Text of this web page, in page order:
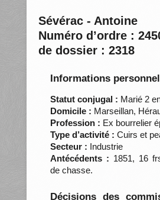
Sévérac - Antoine
Numéro d’ordre :
de dossier : 2318
Informations
Statut conjugal : Marié 2
Domicile : Marseillan,
Profession : Ex bourrelier
Type d’activité : Cuirs et
Secteur : Industrie
Antécédents : 1851, 16
de chasse.
Décisions des